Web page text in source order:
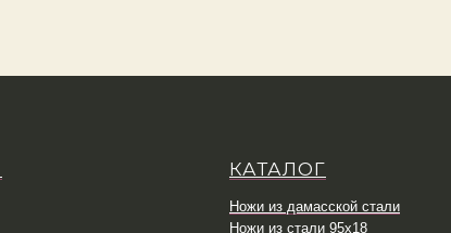
КАТАЛОГ
Ножи из дамасской стали
Ножи из стали 95х18